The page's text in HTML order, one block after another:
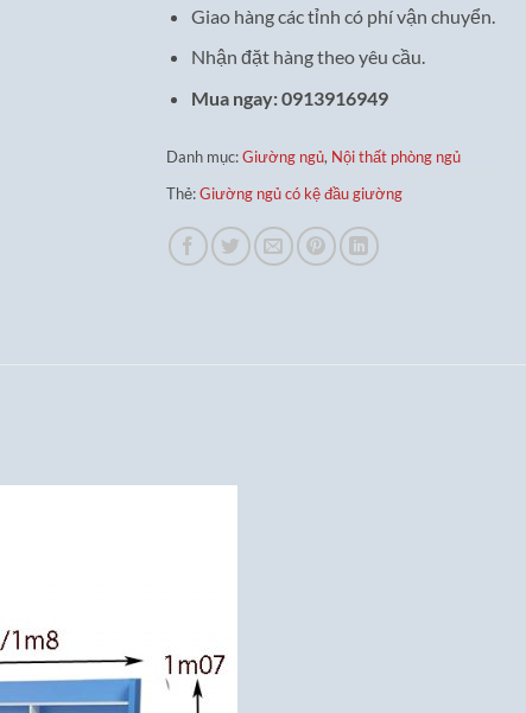
Giao hàng các tỉnh có phí vận chuyển.
Nhận đặt hàng theo yêu cầu.
Mua ngay: 0913916949
Danh mục:Giường ngủ, Nội thất phòng ngủ
Thẻ:Giường ngủ có kệ đầu giường